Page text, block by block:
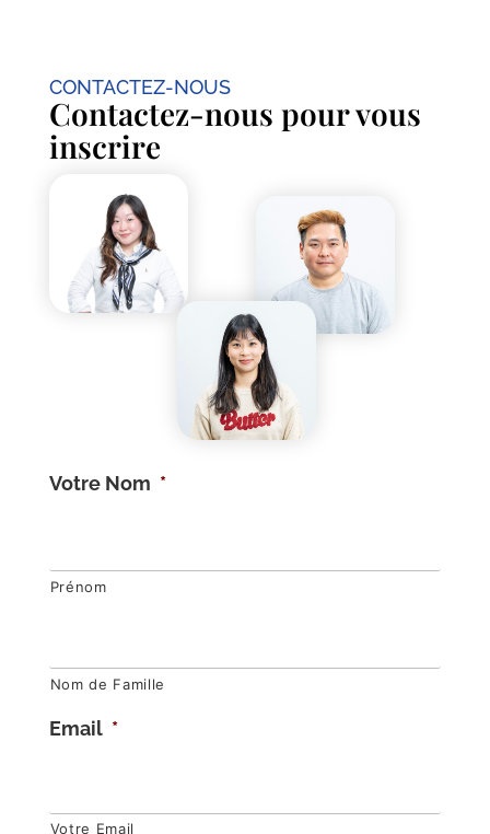
CONTACTEZ-NOUS
Contactez-nous pour vous
inscrire
Votre Nom *
Prénom
Nom de Famille
Email *
Votre Email